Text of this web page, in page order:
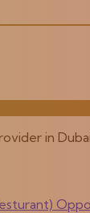
in